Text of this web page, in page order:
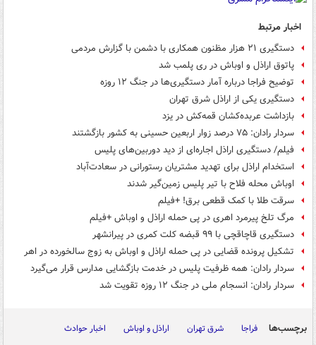
اخبار مرتبط
دستگیری ۲۱ هزار مظنون همکاری با دشمن با گزارش مردمی
پاتوق اراذل و اوباش در ری پلمب شد
توضیح فراجا درباره آمار دستگیری‌ها در جنگ ۱۲ روزه
دستگیری یکی از اراذل شرق تهران
بازداشت عربده‌کشان قمه‌کش در یزد
سردار رادان: ۷۵ درصد زوار اربعین حسینی به کشور بازگشتند
فیلم/ دستگیری اراذل اجاره‌ای از دید دوربین‌های پلیس
استخدام اراذل برای تهدید مشتریان رستورانی در سعادت‌آباد
اوباش محله فلاح با تیر پلیس زمین‌گیر شدند
سرقت طلا با کمک قطعی برق! +فیلم
مرگ تلخ پیرمرد اهری در پی حمله اراذل و اوباش +فیلم
دستگیری قاچاقچی با ۹۹ قبضه کلت کمری در پیرانشهر
تشکیل پرونده قضایی در پی حمله اراذل و اوباش به زوج سالخورده در اهر
سردار رادان: همه ظرفیت پلیس در خدمت بازگشایی مدارس قرار می‌گیرد
سردار رادان: انسجام ملی در جنگ ۱۲ روزه تقویت شد
برچسب‌ها فراجا شرق تهران اراذل و اوباش اخبار حوادث